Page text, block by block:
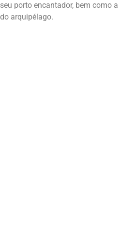
seu porto encantador, bem como
do arquipélago.